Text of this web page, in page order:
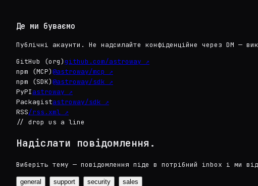
Де ми буваємо
Публічні акаунти. Не надсилайте конфіденційне через DM —
GitHub (org)github.com/astroway ↗
npm (MCP)@astroway/mcp ↗
npm (SDK)@astroway/sdk ↗
PyPIastroway ↗
Packagistastroway/sdk ↗
RSS/rss.xml ↗
// drop us a line
Надіслати повідомлення.
Виберіть тему — повідомлення піде в потрібний inbox і ми
general support security sales